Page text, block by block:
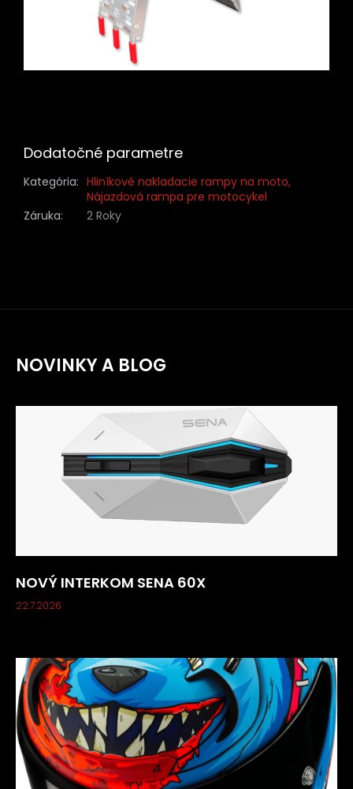
Dodatočné parametre
Kategória: Hliníkové nakladacie rampy na moto,
Nájazdová rampa pre motocykel
Záruka: 2 Roky
NOVINKY A BLOG
NOVÝ INTERKOM SENA 60X
22.7.2026